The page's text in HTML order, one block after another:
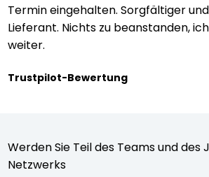
Termin eingehalten. Sorgfältiger
Lieferant. Nichts zu beanstanden,
weiter.
Trustpilot-Bewertung
Werden Sie Teil des Teams und des
Netzwerks